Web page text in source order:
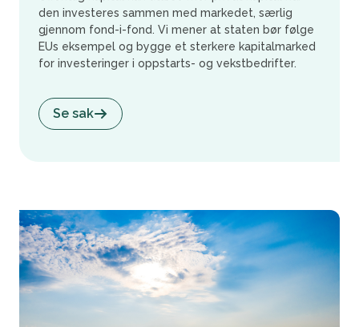
den investeres sammen med markedet, særlig
gjennom fond-i-fond. Vi mener at staten bør følge
EUs eksempel og bygge et sterkere kapitalmarked
for investeringer i oppstarts- og vekstbedrifter.
Se sak